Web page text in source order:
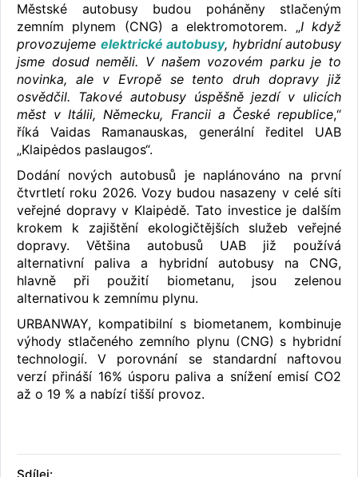
Městské autobusy budou poháněny stlačeným
zemním plynem (CNG) a elektromotorem. „I když
provozujeme elektrické autobusy, hybridní autobusy
jsme dosud neměli. V našem vozovém parku je to
novinka, ale v Evropě se tento druh dopravy již
osvědčil. Takové autobusy úspěšně jezdí v ulicích
měst v Itálii, Německu, Francii a České republice,“
říká Vaidas Ramanauskas, generální ředitel UAB
„Klaipėdos paslaugos“.
Dodání nových autobusů je naplánováno na první
čtvrtletí roku 2026. Vozy budou nasazeny v celé síti
veřejné dopravy v Klaipėdě. Tato investice je dalším
krokem k zajištění ekologičtějších služeb veřejné
dopravy. Většina autobusů UAB již používá
alternativní paliva a hybridní autobusy na CNG,
hlavně při použití biometanu, jsou zelenou
alternativou k zemnímu plynu.
URBANWAY, kompatibilní s biometanem, kombinuje
výhody stlačeného zemního plynu (CNG) s hybridní
technologií. V porovnání se standardní naftovou
verzí přináší 16% úsporu paliva a snížení emisí CO2
až o 19 % a nabízí tišší provoz.